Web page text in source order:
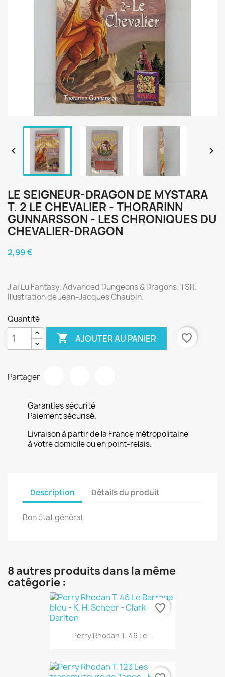
 
LE SEIGNEUR-DRAGON DE MYSTARA
T. 2 LE CHEVALIER - THORARINN
GUNNARSSON - LES CHRONIQUES DU
CHEVALIER-DRAGON
2,99 €
J'ai Lu Fantasy. Advanced Dungeons & Dragons. TSR.
Illustration de Jean-Jacques Chaubin.
Quantité
 AJOUTER AU PANIER favorite_border
Partager
Garanties sécurité
Paiement sécurisé.
Livraison à partir de la France métropolitaine
à votre domicile ou en point-relais.
Description Détails du produit
Bon état général.
8 autres produits dans la même
catégorie :
Perry Rhodan T. 46 Le...
favorite_border